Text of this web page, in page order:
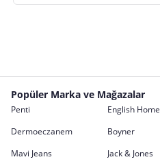
Popüler Marka ve Mağazalar
Penti English Home
Dermoeczanem
Boyner
Mavi Jeans
Jack & Jones